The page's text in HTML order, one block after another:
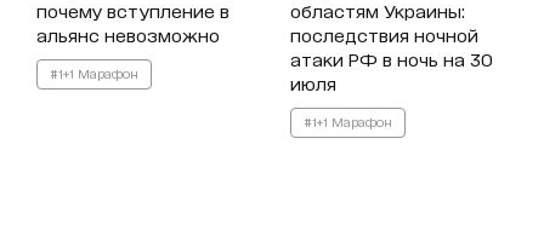
почему вступление в
альянс невозможно
#1+1 Марафон
областям Украины:
последствия ночной
атаки РФ в ночь на 30
июля
#1+1 Марафон